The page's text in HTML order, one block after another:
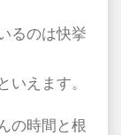
るのは快挙
いえます。
の時間と根